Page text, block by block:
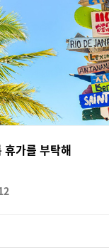
휴가를 부탁해